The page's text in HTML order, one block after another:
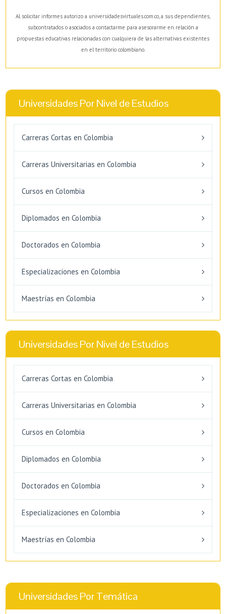
Al solicitar informes autorizo a universidadesvirtuales.com.co, a sus dependientes,
subcontratados o asociados a contactarme para asesorarme en relación a
propuestas educativas relacionadas con cualquiera de las alternativas existentes
en el territorio colombiano.
Universidades Por Nivel de Estudios
Carreras Cortas en Colombia
Carreras Universitarias en Colombia
Cursos en Colombia
Diplomados en Colombia
Doctorados en Colombia
Especializaciones en Colombia
Maestrías en Colombia
Universidades Por Nivel de Estudios
Carreras Cortas en Colombia
Carreras Universitarias en Colombia
Cursos en Colombia
Diplomados en Colombia
Doctorados en Colombia
Especializaciones en Colombia
Maestrías en Colombia
Universidades Por Temática